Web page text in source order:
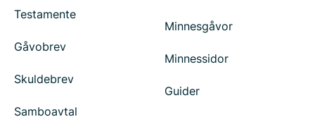
Testamente
Gåvobrev
Skuldebrev
Samboavtal
Minnesgåvor
Minnessidor
Guider